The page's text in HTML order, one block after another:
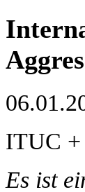
ITUC +
Es ist